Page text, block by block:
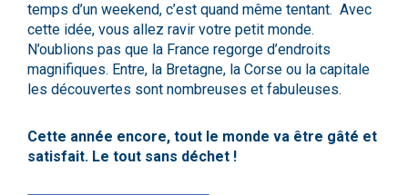
temps d’un weekend, c’est quand même tentant. Avec
cette idée, vous allez ravir votre petit monde.
N’oublions pas que la France regorge d’endroits
magnifiques. Entre, la Bretagne, la Corse ou la capitale
les découvertes sont nombreuses et fabuleuses.
Cette année encore, tout le monde va être gâté et
satisfait. Le tout sans déchet !